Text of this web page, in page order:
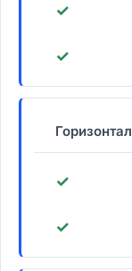
✓
✓
✓
✓